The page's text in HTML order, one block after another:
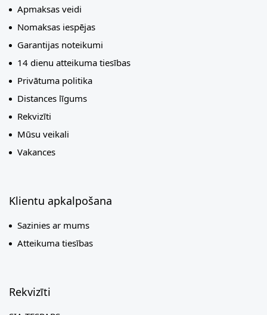
Apmaksas veidi
Nomaksas iespējas
Garantijas noteikumi
14 dienu atteikuma tiesības
Privātuma politika
Distances līgums
Rekvizīti
Mūsu veikali
Vakances
Klientu apkalpošana
Sazinies ar mums
Atteikuma tiesības
Rekvizīti